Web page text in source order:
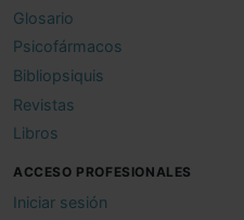
Glosario
Psicofármacos
Bibliopsiquis
Revistas
Libros
ACCESO PROFESIONALES
Iniciar sesión